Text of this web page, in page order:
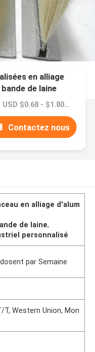
en alliage
de laine
Prix：USD $0.68 - $1.80 meters
Contactez nous
en alliage d'alum
de laine,
personnalisé
par Semaine
T, Western Union, Mon